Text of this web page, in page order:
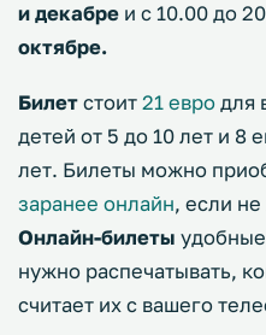
и декабре и с 10.00 до
октябре.
Билет стоит 21 евро для
детей от 5 до 10 лет и 8
лет. Билеты можно
заранее онлайн, если не
Онлайн-билеты
нужно распечатывать,
считает их с вашего